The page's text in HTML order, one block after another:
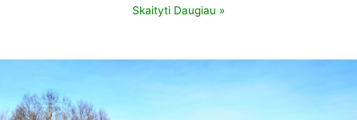
Skaityti Daugiau »